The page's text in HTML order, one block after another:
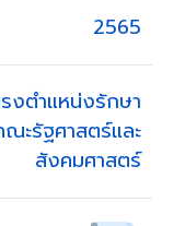
2565
งตำแหน่งรักษา
ะรัฐศาสตร์และ
สังคมศาสตร์